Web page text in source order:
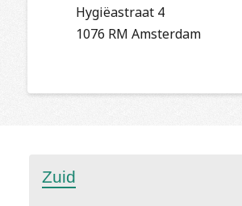
Hygiëastraat 4
1076 RM Amsterdam
Zuid